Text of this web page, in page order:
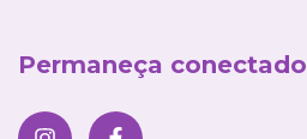
Permaneça conectado